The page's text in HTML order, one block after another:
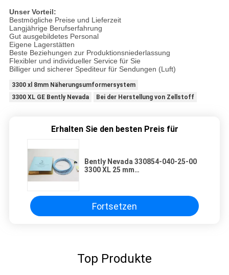
Unser Vorteil:
Bestmögliche Preise und Lieferzeit
Langjährige Berufserfahrung
Gut ausgebildetes Personal
Eigene Lagerstätten
Beste Beziehungen zur Produktionsniederlassung
Flexibler und individueller Service für Sie
Billiger und sicherer Spediteur für Sendungen (Luft)
3300 xl 8mm Näherungsumformersystem
3300 XL GE Bently Nevada
Bei der Herstellung von Zellstoff
Erhalten Sie den besten Preis für
Bently Nevada 330854-040-25-00
3300 XL 25 mm
Fortsetzen
Top Produkte